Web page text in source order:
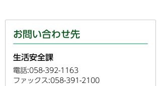
お問い合わせ先
生活安全課
電話:058-392-1163
ファックス:058-391-2100